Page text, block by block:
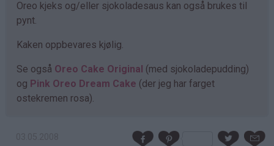
Oreo kjeks og/eller sjokoladesaus kan også brukes til
pynt.
Kaken oppbevares kjølig.
Se også Oreo Cake Original (med sjokoladepudding)
og Pink Oreo Dream Cake (der jeg har farget
ostekremen rosa).